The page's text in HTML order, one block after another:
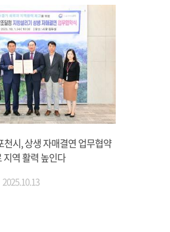
천시, 상생 자매결연 업무협약
지역 활력 높인다
2025.10.13